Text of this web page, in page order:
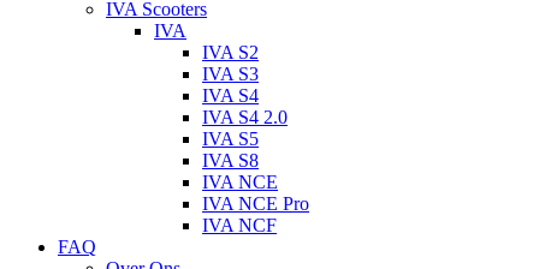
IVA Scooters
IVA
IVA S2
IVA S3
IVA S4
IVA S4 2.0
IVA S5
IVA S8
IVA NCE
IVA NCE Pro
IVA NCF
FAQ